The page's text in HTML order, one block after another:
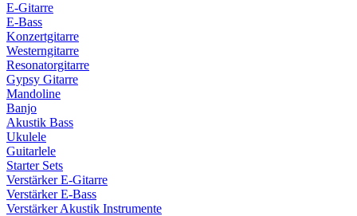
E-Gitarre
E-Bass
Konzertgitarre
Westerngitarre
Resonatorgitarre
Gypsy Gitarre
Mandoline
Banjo
Akustik Bass
Ukulele
Guitarlele
Starter Sets
Verstärker E-Gitarre
Verstärker E-Bass
Verstärker Akustik Instrumente